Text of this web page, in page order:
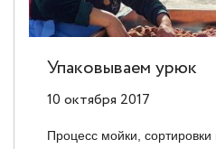
Упаковываем урюк
10 октября 2017
Процесс мойки,